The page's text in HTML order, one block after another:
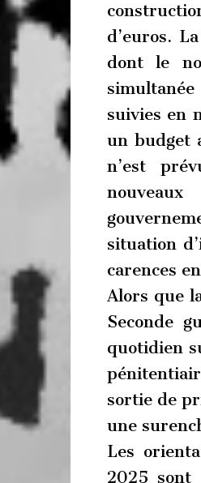
d’euros.
dont le
suivies en
un budget
n’est
situation
carences
Alors que
Seconde
quotidien
sortie de
une
Les
2025 sont